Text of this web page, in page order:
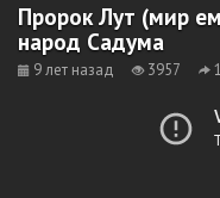
Пророк Лут (мир
народ Садума
9 лет назад 3957